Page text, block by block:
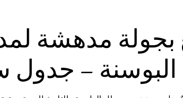
– جدول